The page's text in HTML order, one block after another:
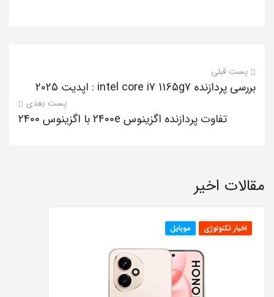
پست قبلی
بررسی پردازنده intel core i7 1165g7 : اپدیت 2025
پست بعدی
تفاوت پردازنده اگزینوس 2400e با اگزینوس 2400
مقالات اخیر
اخبار تکنولوژی موبایل